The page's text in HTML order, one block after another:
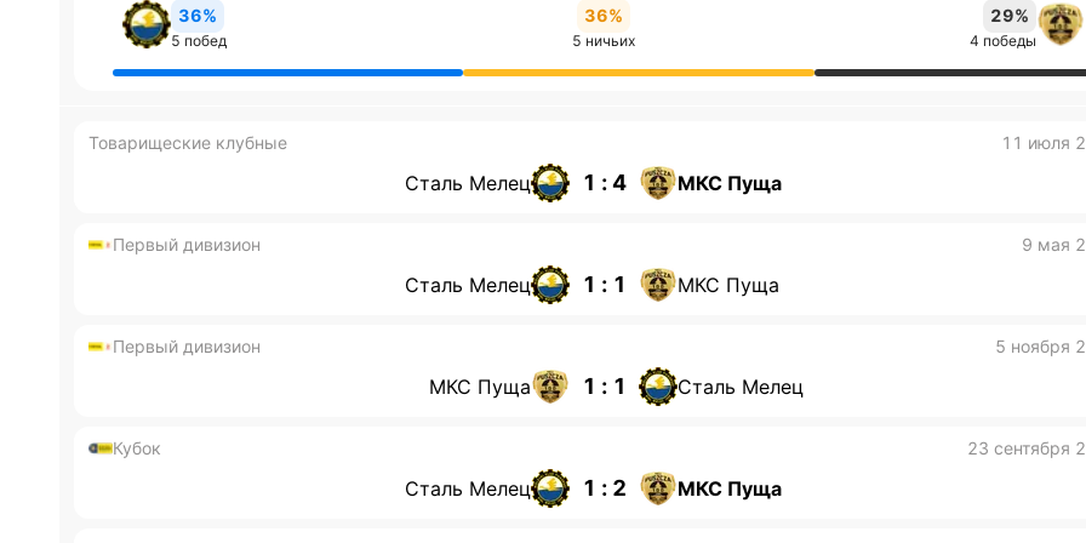
36%
5 побед
36%
5 ничьих
29%
4 победы
Товарищеские клубные 11 июля
Сталь Мелец 1 : 4 МКС Пуща
Первый дивизион 9 мая
Сталь Мелец 1 : 1 МКС Пуща
Первый дивизион 5 ноября
МКС Пуща 1 : 1 Сталь Мелец
Кубок 23 сентября
Сталь Мелец 1 : 2 МКС Пуща